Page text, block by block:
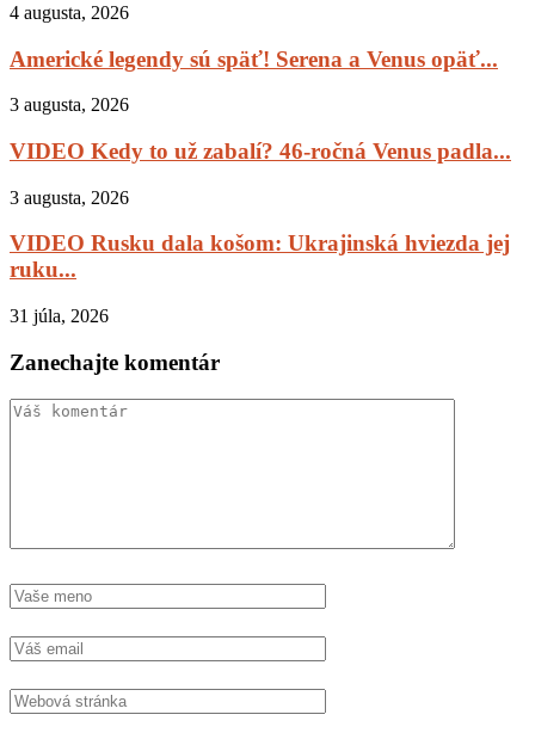
4 augusta, 2026
Americké legendy sú späť! Serena a Venus opäť...
3 augusta, 2026
VIDEO Kedy to už zabalí? 46-ročná Venus padla...
3 augusta, 2026
VIDEO Rusku dala košom: Ukrajinská hviezda jej
ruku...
31 júla, 2026
Zanechajte komentár